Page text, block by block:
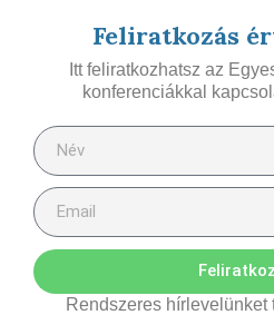
Feliratkozás
Itt feliratkozhatsz az
konferenciákkal
Rendszeres hírlevelünket